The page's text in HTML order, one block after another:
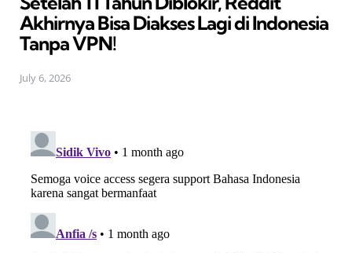
Akhirnya Bisa Diakses Lagi di Indonesia
Tanpa VPN!
July 6, 2026